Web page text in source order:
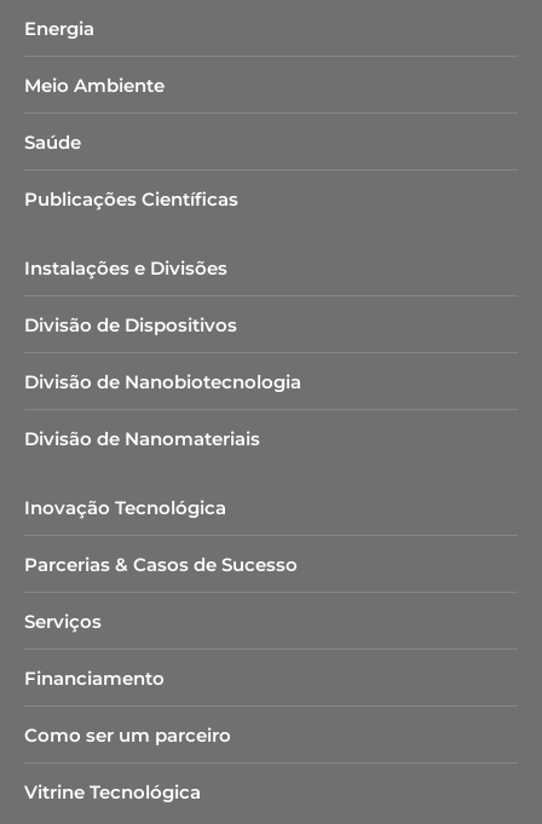
Energia
Meio Ambiente
Saúde
Publicações Científicas
Instalações e Divisões
Divisão de Dispositivos
Divisão de Nanobiotecnologia​
Divisão de Nanomateriais
Inovação Tecnológica
Parcerias & Casos de Sucesso
Serviços
Financiamento
Como ser um parceiro
Vitrine Tecnológica